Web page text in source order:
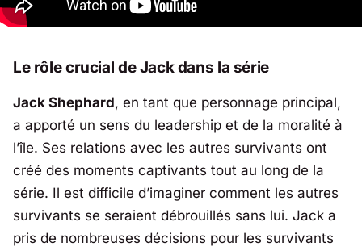
Le rôle crucial de Jack dans la série
Jack Shephard, en tant que personnage principal,
a apporté un sens du leadership et de la moralité à
l’île. Ses relations avec les autres survivants ont
créé des moments captivants tout au long de la
série. Il est difficile d’imaginer comment les autres
survivants se seraient débrouillés sans lui. Jack a
pris de nombreuses décisions pour les survivants